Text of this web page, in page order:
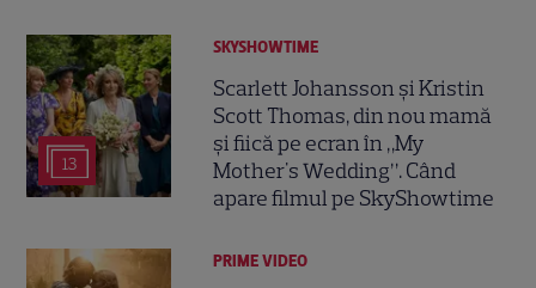
13
SKYSHOWTIME
Scarlett Johansson și Kristin
Scott Thomas, din nou mamă
și fiică pe ecran în „My
Mother's Wedding”. Când
apare filmul pe SkyShowtime
PRIME VIDEO